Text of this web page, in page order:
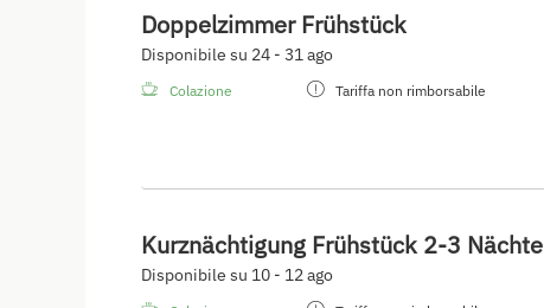
Doppelzimmer Frühstück
Disponibile su 24 - 31 ago
Colazione Tariffa non rimborsabile
Kurznächtigung Frühstück 2-3 Nächte
Disponibile su 10 - 12 ago